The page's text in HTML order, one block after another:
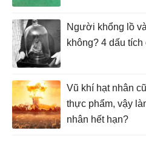
Người khổng lồ
không? 4 dấu
Vũ khí hạt nhân
thực phẩm, vậy
nhân hết hạn?